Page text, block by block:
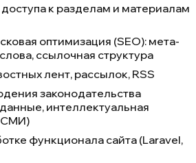
к разделам и материалам
оптимизация (SEO): мета-
ссылочная структура
лент, рассылок, RSS
законодательства
интеллектуальная
СМИ)
функционала сайта (Laravel,